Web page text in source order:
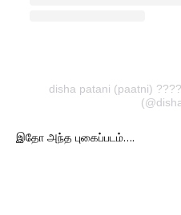
disha patani (paatni)
இதோ அந்த புகைப்படம்….